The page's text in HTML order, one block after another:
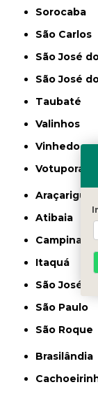
Sorocaba
São Carlos
São José
São José
Taubaté
Valinhos
Vinhedo
Votuporanga
Atibaia
Campinas
Itaquá
São José
São Paulo
São Roque
Brasilândia